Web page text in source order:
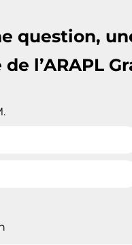
question,
l’ARAPL